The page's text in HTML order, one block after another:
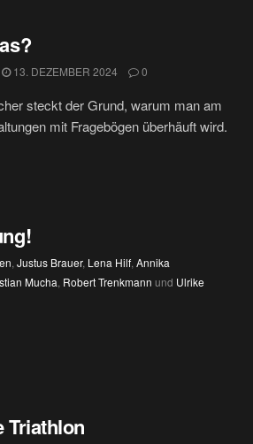
13. DEZEMBER 2024 0
steckt der Grund, warum man am
mit Fragebögen überhäuft wird.
, Justus Brauer, Lena Hilf, Annika
Mucha, Robert Trenkmann und Ulrike
Triathlon